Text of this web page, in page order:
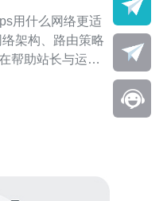
用什么网络更适
架构、路由策略
帮助站长与运维